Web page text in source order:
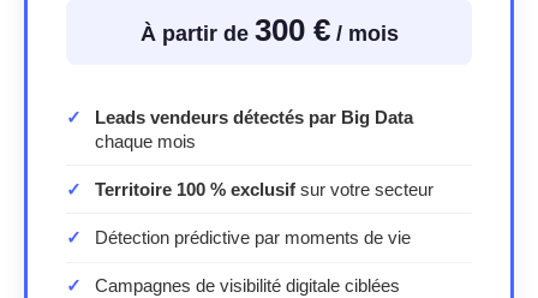
À partir de 300 €/ mois
Leads vendeurs détectés par Big Data
chaque mois
Territoire 100 % exclusif sur votre secteur
Détection prédictive par moments de vie
Campagnes de visibilité digitale ciblées